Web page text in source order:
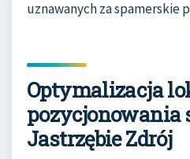
uznawanych za spamerskie
Optymalizacja
pozycjonowania
Jastrzębie Zdrój